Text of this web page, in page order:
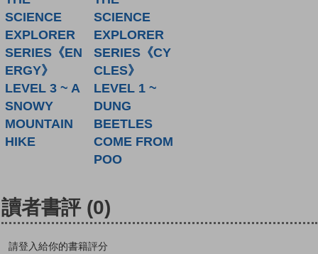
SCIENCE
EXPLORER
SERIES《EN
ERGY》
LEVEL 3 ~ A
SNOWY
MOUNTAIN
HIKE
SCIENCE
EXPLORER
SERIES《CY
CLES》
LEVEL 1 ~
DUNG
BEETLES
COME FROM
POO
讀者書評 (0)
請登入給你的書籍評分